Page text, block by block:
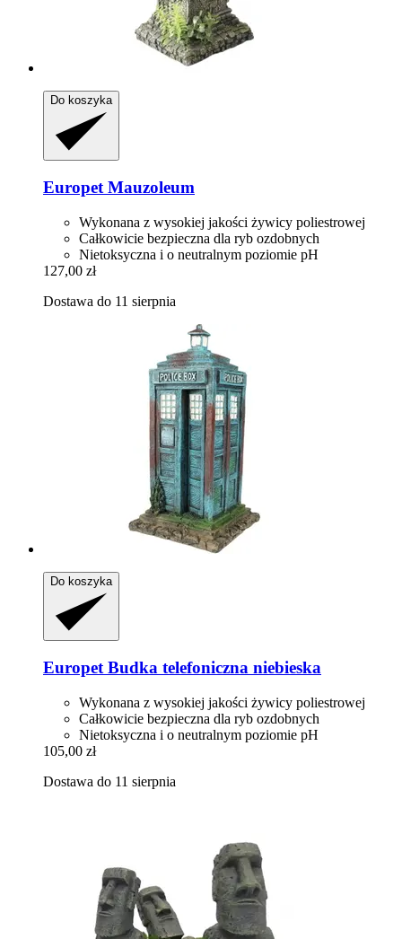
Do koszyka
Europet Mauzoleum
Wykonana z wysokiej jakości żywicy poliestrowej
Całkowicie bezpieczna dla ryb ozdobnych
Nietoksyczna i o neutralnym poziomie pH
127,00 zł
Dostawa do 11 sierpnia
Do koszyka
Europet Budka telefoniczna niebieska
Wykonana z wysokiej jakości żywicy poliestrowej
Całkowicie bezpieczna dla ryb ozdobnych
Nietoksyczna i o neutralnym poziomie pH
105,00 zł
Dostawa do 11 sierpnia